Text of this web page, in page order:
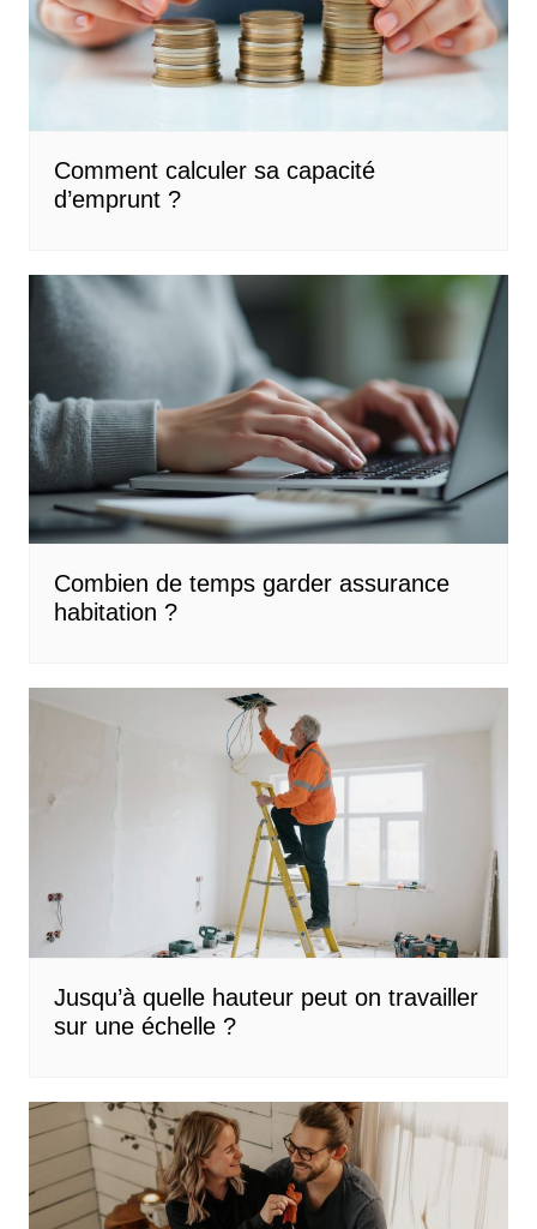
Comment calculer sa capacité
d’emprunt ?
Combien de temps garder assurance
habitation ?
Jusqu’à quelle hauteur peut on travailler
sur une échelle ?